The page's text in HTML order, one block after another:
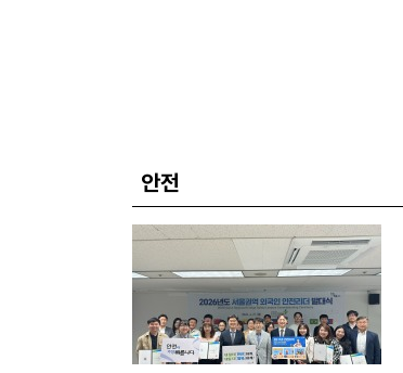
안전